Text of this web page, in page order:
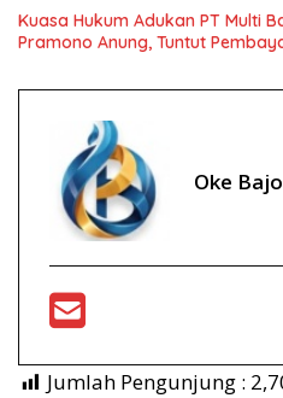
Kuasa Hukum Adukan PT Multi
Pramono Anung, Tuntut
Oke Bajo
Jumlah Pengunjung :